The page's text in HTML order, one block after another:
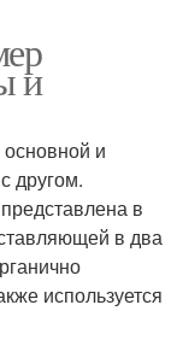
и
основной и
другом.
в
в два
используется